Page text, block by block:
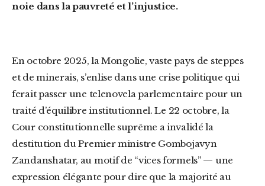
noie dans la pauvreté et l’injustice.
En octobre 2025, la Mongolie, vaste pays de steppes
et de minerais, s’enlise dans une crise politique qui
ferait passer une telenovela parlementaire pour un
traité d’équilibre institutionnel. Le 22 octobre, la
Cour constitutionnelle suprême a invalidé la
destitution du Premier ministre Gombojavyn
Zandanshatar, au motif de “vices formels” — une
expression élégante pour dire que la majorité au